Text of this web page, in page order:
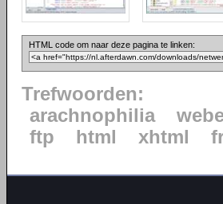
HTML code om naar deze pagina te linken:
Trefwoorden:
arachnophilia
ftp
html xhtml